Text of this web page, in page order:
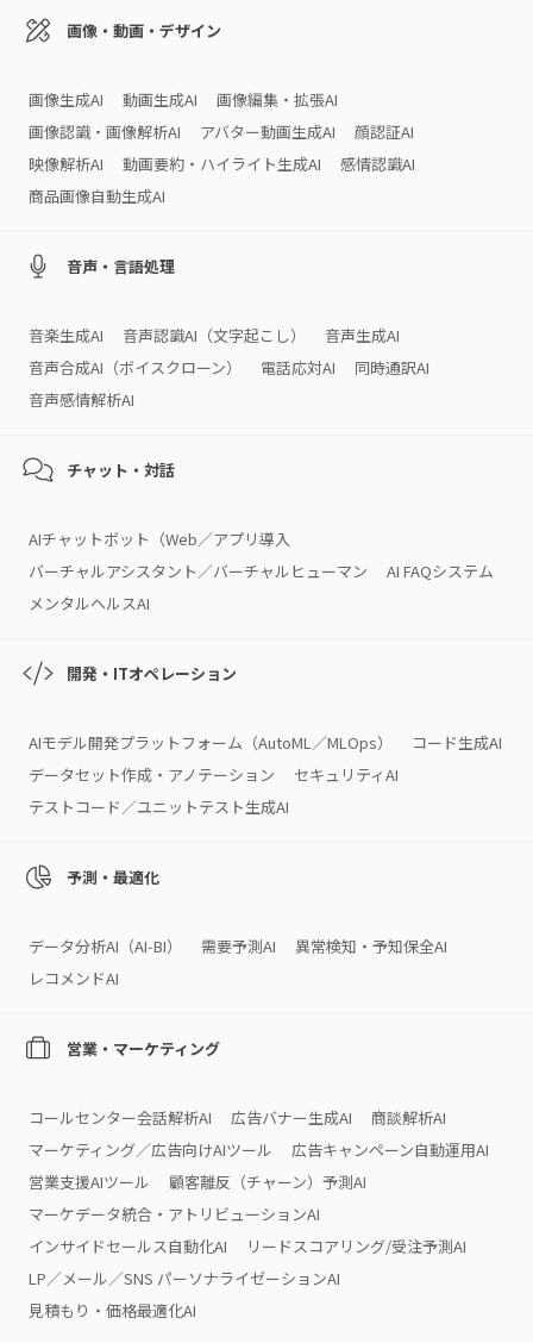
画像・動画・デザイン
画像生成AI 動画生成AI
画像編集・拡張AI
画像認識・画像解析AI
アバター動画生成AI
顔認証AI
映像解析AI
動画要約・ハイライト生成AI
感情認識AI
商品画像自動生成AI
音声・言語処理
音楽生成AI 音声認識AI（文字起こし）
音声生成AI
音声合成AI（ボイスクローン）
電話応対AI
同時通訳AI
音声感情解析AI
チャット・対話
AIチャットボット（Web／アプリ導入
バーチャルアシスタント／バーチャルヒューマン
AI FAQシステム
メンタルヘルスAI
開発・ITオペレーション
AIモデル開発プラットフォーム（AutoML／MLOps）
コード生成AI
データセット作成・アノテーション
セキュリティAI
テストコード／ユニットテスト生成AI
予測・最適化
データ分析AI（AI‑BI） 需要予測AI
異常検知・予知保全AI
レコメンドAI
営業・マーケティング
コールセンター会話解析AI 広告バナー生成AI
商談解析AI
マーケティング／広告向けAIツール
広告キャンペーン自動運用AI
営業支援AIツール
顧客離反（チャーン）予測AI
マーケデータ統合・アトリビューションAI
インサイドセールス自動化AI
リードスコアリング/受注予測AI
LP／メール／SNS パーソナライゼーションAI
見積もり・価格最適化AI